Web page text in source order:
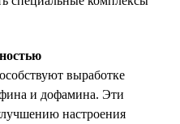
выработке
и дофамина. Эти
настроения